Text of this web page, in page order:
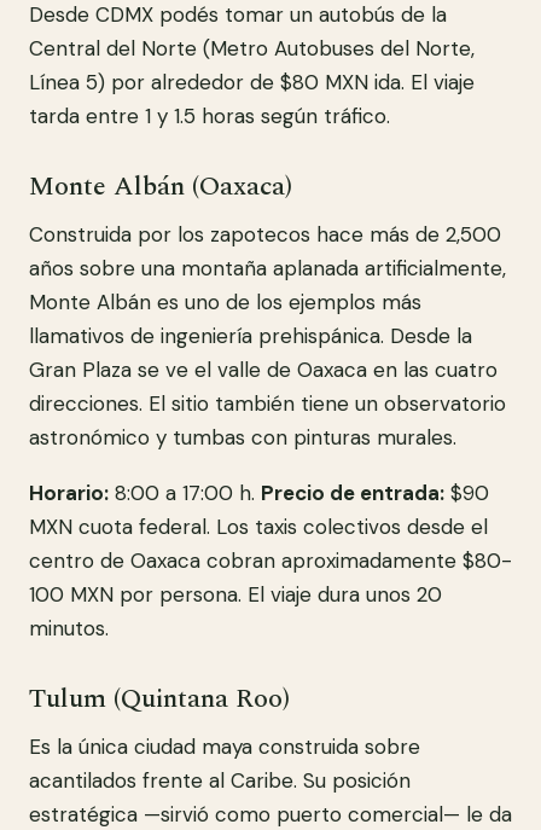
Desde CDMX podés tomar un autobús de la
Central del Norte (Metro Autobuses del Norte,
Línea 5) por alrededor de $80 MXN ida. El viaje
tarda entre 1 y 1.5 horas según tráfico.
Monte Albán (Oaxaca)
Construida por los zapotecos hace más de 2,500
años sobre una montaña aplanada artificialmente,
Monte Albán es uno de los ejemplos más
llamativos de ingeniería prehispánica. Desde la
Gran Plaza se ve el valle de Oaxaca en las cuatro
direcciones. El sitio también tiene un observatorio
astronómico y tumbas con pinturas murales.
Horario: 8:00 a 17:00 h. Precio de entrada: $90
MXN cuota federal. Los taxis colectivos desde el
centro de Oaxaca cobran aproximadamente $80-
100 MXN por persona. El viaje dura unos 20
minutos.
Tulum (Quintana Roo)
Es la única ciudad maya construida sobre
acantilados frente al Caribe. Su posición
estratégica —sirvió como puerto comercial— le da